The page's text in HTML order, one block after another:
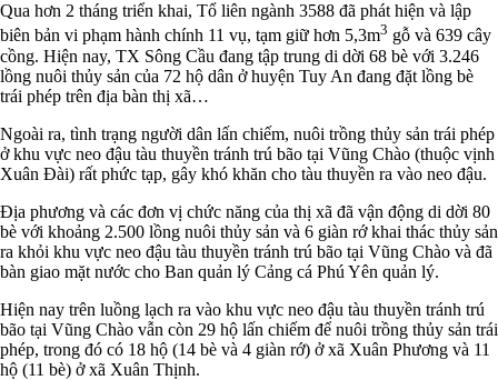
Qua hơn 2 tháng triển khai, Tổ liên ngành 3588 đã phát hiện và lập
biên bản vi phạm hành chính 11 vụ, tạm giữ hơn 5,3m3 gỗ và 639 cây
cồng. Hiện nay, TX Sông Cầu đang tập trung di dời 68 bè với 3.246
lồng nuôi thủy sản của 72 hộ dân ở huyện Tuy An đang đặt lồng bè
trái phép trên địa bàn thị xã…
Ngoài ra, tình trạng người dân lấn chiếm, nuôi trồng thủy sản trái phép
ở khu vực neo đậu tàu thuyền tránh trú bão tại Vũng Chào (thuộc vịnh
Xuân Đài) rất phức tạp, gây khó khăn cho tàu thuyền ra vào neo đậu.
Địa phương và các đơn vị chức năng của thị xã đã vận động di dời 80
bè với khoảng 2.500 lồng nuôi thủy sản và 6 giàn rớ khai thác thủy sản
ra khỏi khu vực neo đậu tàu thuyền tránh trú bão tại Vũng Chào và đã
bàn giao mặt nước cho Ban quản lý Cảng cá Phú Yên quản lý.
Hiện nay trên luồng lạch ra vào khu vực neo đậu tàu thuyền tránh trú
bão tại Vũng Chào vẫn còn 29 hộ lấn chiếm để nuôi trồng thủy sản trái
phép, trong đó có 18 hộ (14 bè và 4 giàn rớ) ở xã Xuân Phương và 11
hộ (11 bè) ở xã Xuân Thịnh.